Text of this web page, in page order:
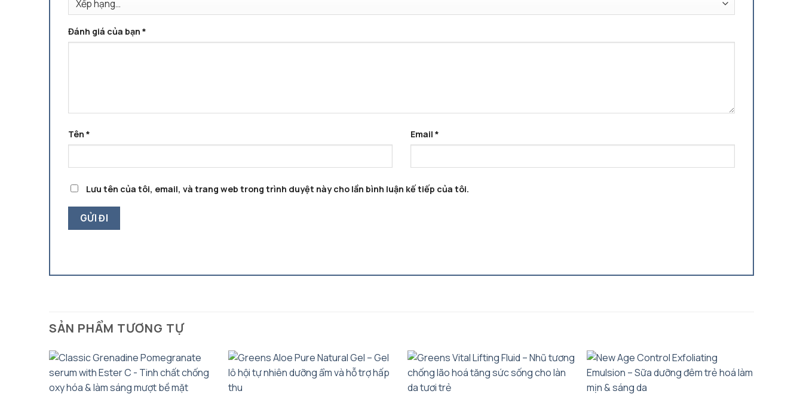
Đánh giá của bạn *
Tên * Email *
Lưu tên của tôi, email, và trang web trong trình duyệt này cho lần bình luận kế tiếp của tôi.
SẢN PHẨM TƯƠNG TỰ